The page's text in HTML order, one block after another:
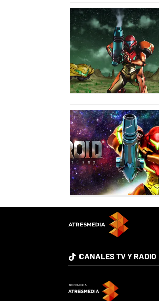
CANALES TV Y RADIO